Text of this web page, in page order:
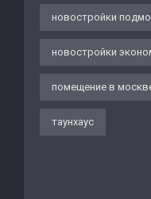
новостройки
новостройки
помещение в
таунхаус